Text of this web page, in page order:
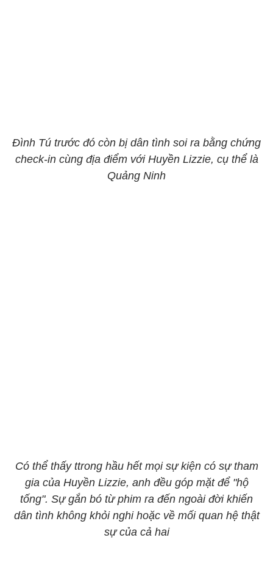
Đình Tú trước đó còn bị dân tình soi ra bằng chứng
check-in cùng địa điểm với Huyền Lizzie, cụ thể là
Quảng Ninh
Có thể thấy ttrong hầu hết mọi sự kiện có sự tham
gia của Huyền Lizzie, anh đều góp mặt để "hộ
tống". Sự gắn bó từ phim ra đến ngoài đời khiến
dân tình không khỏi nghi hoặc về mối quan hệ thật
sự của cả hai